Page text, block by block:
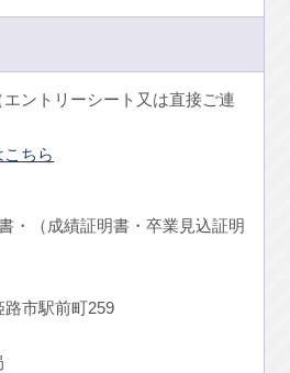
ントリーシート又は直接ご連
ちら
・（成績証明書・卒業見込証明
市駅前町259